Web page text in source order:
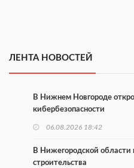
ЛЕНТА НОВОСТЕЙ
В Нижнем Новгороде
кибербезопасности
06.08.2026 18:42
В Нижегородской области
строительства